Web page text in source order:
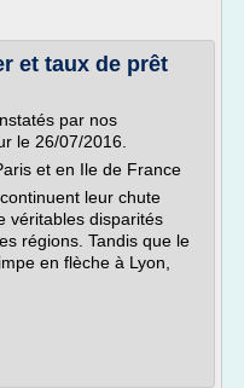
et taux de prêt
par nos
le 26/07/2016.
et en Ile de France
leur chute
véritables disparités
régions. Tandis que le
en flèche à Lyon,